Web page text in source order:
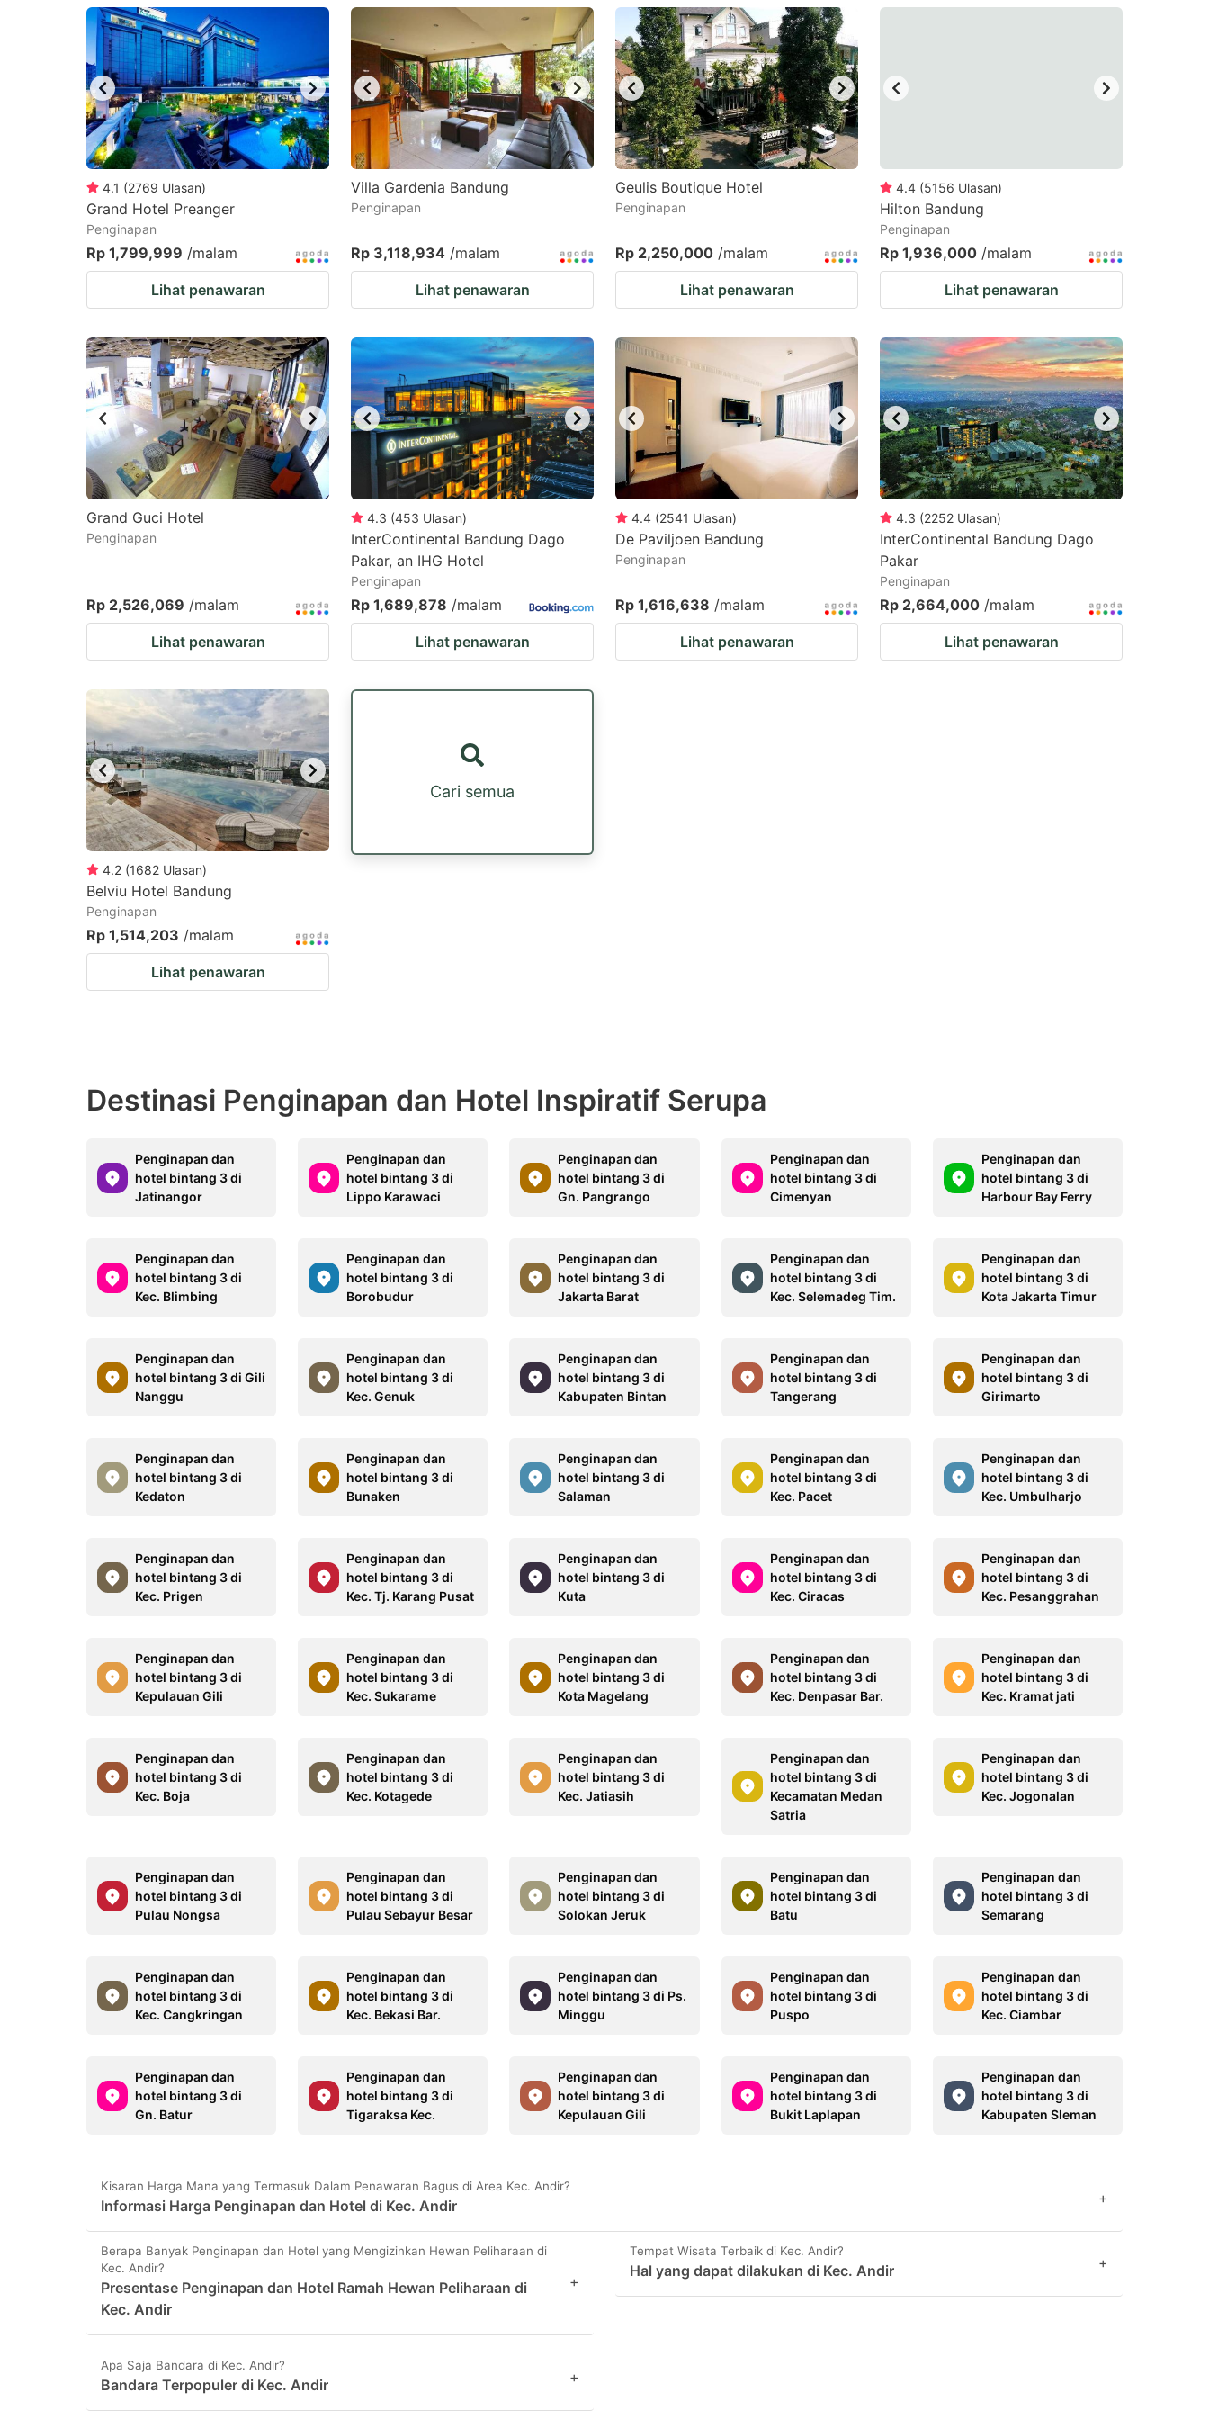
question
mark
key
to
get
the
keyboard
shortcuts
for
changing
dates.
question
mark
key
to
get
the
keyboard
shortcuts
for
changing
dates.
4.1 (2769 Ulasan)
Grand Hotel Preanger
Penginapan
Rp 1,799,999 /malam
Lihat penawaran
Villa Gardenia Bandung
Penginapan
Rp 3,118,934 /malam
Lihat penawaran
Geulis Boutique Hotel
Penginapan
Rp 2,250,000 /malam
Lihat penawaran
4.4 (5156 Ulasan)
Hilton Bandung
Penginapan
Rp 1,936,000 /malam
Lihat penawaran
Grand Guci Hotel
Penginapan
Rp 2,526,069 /malam
Lihat penawaran
4.3 (453 Ulasan)
InterContinental Bandung Dago
Pakar, an IHG Hotel
Penginapan
Rp 1,689,878 /malam
Lihat penawaran
4.4 (2541 Ulasan)
De Paviljoen Bandung
Penginapan
Rp 1,616,638 /malam
Lihat penawaran
4.3 (2252 Ulasan)
InterContinental Bandung Dago
Pakar
Penginapan
Rp 2,664,000 /malam
Lihat penawaran
4.2 (1682 Ulasan)
Belviu Hotel Bandung
Penginapan
Rp 1,514,203 /malam
Lihat penawaran
Cari semua
Destinasi Penginapan dan Hotel Inspiratif Serupa
Penginapan dan
hotel bintang 3 di
Jatinangor
Penginapan dan
hotel bintang 3 di
Lippo Karawaci
Penginapan dan
hotel bintang 3 di
Gn. Pangrango
Penginapan dan
hotel bintang 3 di
Cimenyan
Penginapan dan
hotel bintang 3 di
Harbour Bay Ferry
Penginapan dan
hotel bintang 3 di
Kec. Blimbing
Penginapan dan
hotel bintang 3 di
Borobudur
Penginapan dan
hotel bintang 3 di
Jakarta Barat
Penginapan dan
hotel bintang 3 di
Kec. Selemadeg Tim.
Penginapan dan
hotel bintang 3 di
Kota Jakarta Timur
Penginapan dan
hotel bintang 3 di Gili
Nanggu
Penginapan dan
hotel bintang 3 di
Kec. Genuk
Penginapan dan
hotel bintang 3 di
Kabupaten Bintan
Penginapan dan
hotel bintang 3 di
Tangerang
Penginapan dan
hotel bintang 3 di
Girimarto
Penginapan dan
hotel bintang 3 di
Kedaton
Penginapan dan
hotel bintang 3 di
Bunaken
Penginapan dan
hotel bintang 3 di
Salaman
Penginapan dan
hotel bintang 3 di
Kec. Pacet
Penginapan dan
hotel bintang 3 di
Kec. Umbulharjo
Penginapan dan
hotel bintang 3 di
Kec. Prigen
Penginapan dan
hotel bintang 3 di
Kec. Tj. Karang Pusat
Penginapan dan
hotel bintang 3 di
Kuta
Penginapan dan
hotel bintang 3 di
Kec. Ciracas
Penginapan dan
hotel bintang 3 di
Kec. Pesanggrahan
Penginapan dan
hotel bintang 3 di
Kepulauan Gili
Penginapan dan
hotel bintang 3 di
Kec. Sukarame
Penginapan dan
hotel bintang 3 di
Kota Magelang
Penginapan dan
hotel bintang 3 di
Kec. Denpasar Bar.
Penginapan dan
hotel bintang 3 di
Kec. Kramat jati
Penginapan dan
hotel bintang 3 di
Kec. Boja
Penginapan dan
hotel bintang 3 di
Kec. Kotagede
Penginapan dan
hotel bintang 3 di
Kec. Jatiasih
Penginapan dan
hotel bintang 3 di
Kecamatan Medan
Satria
Penginapan dan
hotel bintang 3 di
Kec. Jogonalan
Penginapan dan
hotel bintang 3 di
Pulau Nongsa
Penginapan dan
hotel bintang 3 di
Pulau Sebayur Besar
Penginapan dan
hotel bintang 3 di
Solokan Jeruk
Penginapan dan
hotel bintang 3 di
Batu
Penginapan dan
hotel bintang 3 di
Semarang
Penginapan dan
hotel bintang 3 di
Kec. Cangkringan
Penginapan dan
hotel bintang 3 di
Kec. Bekasi Bar.
Penginapan dan
hotel bintang 3 di Ps.
Minggu
Penginapan dan
hotel bintang 3 di
Puspo
Penginapan dan
hotel bintang 3 di
Kec. Ciambar
Penginapan dan
hotel bintang 3 di
Gn. Batur
Penginapan dan
hotel bintang 3 di
Tigaraksa Kec.
Penginapan dan
hotel bintang 3 di
Kepulauan Gili
Penginapan dan
hotel bintang 3 di
Bukit Laplapan
Penginapan dan
hotel bintang 3 di
Kabupaten Sleman
Kisaran Harga Mana yang Termasuk Dalam Penawaran Bagus di Area Kec. Andir?
Informasi Harga Penginapan dan Hotel di Kec. Andir +
Berapa Banyak Penginapan dan Hotel yang Mengizinkan Hewan Peliharaan di
Kec. Andir?
Presentase Penginapan dan Hotel Ramah Hewan Peliharaan di
Kec. Andir
+
Tempat Wisata Terbaik di Kec. Andir?
Hal yang dapat dilakukan di Kec. Andir +
Apa Saja Bandara di Kec. Andir?
Bandara Terpopuler di Kec. Andir +